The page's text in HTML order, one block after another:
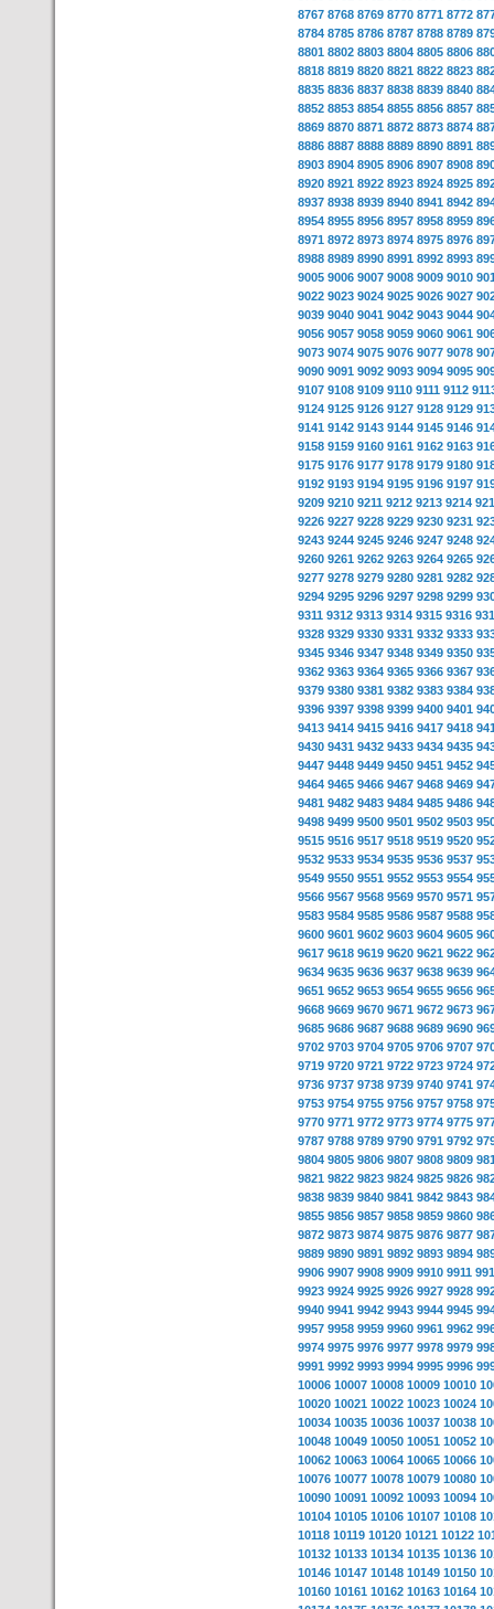
8767 8768 8769 8770 8771 8772
8784 8785 8786 8787 8788 8789
8801 8802 8803 8804 8805 8806
8818 8819 8820 8821 8822 8823
8835 8836 8837 8838 8839 8840
8852 8853 8854 8855 8856 8857
8869 8870 8871 8872 8873 8874
8886 8887 8888 8889 8890 8891
8903 8904 8905 8906 8907 8908
8920 8921 8922 8923 8924 8925
8937 8938 8939 8940 8941 8942
8954 8955 8956 8957 8958 8959
8971 8972 8973 8974 8975 8976
8988 8989 8990 8991 8992 8993
9005 9006 9007 9008 9009 9010
9022 9023 9024 9025 9026 9027
9039 9040 9041 9042 9043 9044
9056 9057 9058 9059 9060 9061
9073 9074 9075 9076 9077 9078
9090 9091 9092 9093 9094 9095
9107 9108 9109 9110 9111 9112
9124 9125 9126 9127 9128 9129
9141 9142 9143 9144 9145 9146
9158 9159 9160 9161 9162 9163
9175 9176 9177 9178 9179 9180
9192 9193 9194 9195 9196 9197
9209 9210 9211 9212 9213 9214
9226 9227 9228 9229 9230 9231
9243 9244 9245 9246 9247 9248
9260 9261 9262 9263 9264 9265
9277 9278 9279 9280 9281 9282
9294 9295 9296 9297 9298 9299
9311 9312 9313 9314 9315 9316
9328 9329 9330 9331 9332 9333
9345 9346 9347 9348 9349 9350
9362 9363 9364 9365 9366 9367
9379 9380 9381 9382 9383 9384
9396 9397 9398 9399 9400 9401
9413 9414 9415 9416 9417 9418
9430 9431 9432 9433 9434 9435
9447 9448 9449 9450 9451 9452
9464 9465 9466 9467 9468 9469
9481 9482 9483 9484 9485 9486
9498 9499 9500 9501 9502 9503
9515 9516 9517 9518 9519 9520
9532 9533 9534 9535 9536 9537
9549 9550 9551 9552 9553 9554
9566 9567 9568 9569 9570 9571
9583 9584 9585 9586 9587 9588
9600 9601 9602 9603 9604 9605
9617 9618 9619 9620 9621 9622
9634 9635 9636 9637 9638 9639
9651 9652 9653 9654 9655 9656
9668 9669 9670 9671 9672 9673
9685 9686 9687 9688 9689 9690
9702 9703 9704 9705 9706 9707
9719 9720 9721 9722 9723 9724
9736 9737 9738 9739 9740 9741
9753 9754 9755 9756 9757 9758
9770 9771 9772 9773 9774 9775
9787 9788 9789 9790 9791 9792
9804 9805 9806 9807 9808 9809
9821 9822 9823 9824 9825 9826
9838 9839 9840 9841 9842 9843
9855 9856 9857 9858 9859 9860
9872 9873 9874 9875 9876 9877
9889 9890 9891 9892 9893 9894
9906 9907 9908 9909 9910 9911
9923 9924 9925 9926 9927 9928
9940 9941 9942 9943 9944 9945
9957 9958 9959 9960 9961 9962
9974 9975 9976 9977 9978 9979
9991 9992 9993 9994 9995 9996
10006 10007 10008 10009 10010
10020 10021 10022 10023 10024
10034 10035 10036 10037 10038
10048 10049 10050 10051 10052
10062 10063 10064 10065 10066
10076 10077 10078 10079 10080
10090 10091 10092 10093 10094
10104 10105 10106 10107 10108
10118 10119 10120 10121 10122
10132 10133 10134 10135 10136
10146 10147 10148 10149 10150
10160 10161 10162 10163 10164